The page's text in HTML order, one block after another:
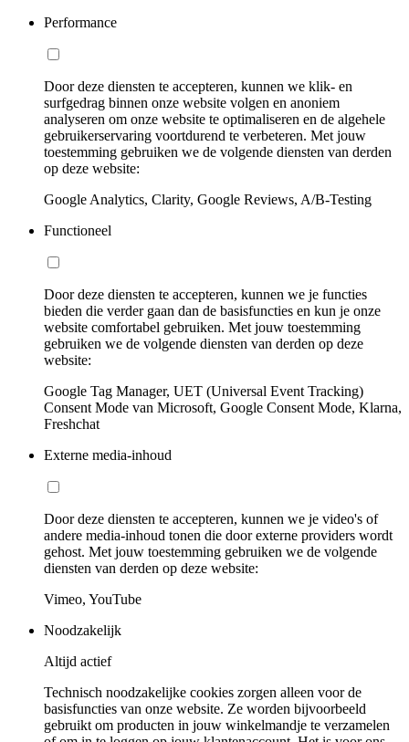
Performance
Door deze diensten te accepteren, kunnen we klik- en
surfgedrag binnen onze website volgen en anoniem
analyseren om onze website te optimaliseren en de algehele
gebruikerservaring voortdurend te verbeteren. Met jouw
toestemming gebruiken we de volgende diensten van derden
op deze website:
Google Analytics, Clarity, Google Reviews, A/B-Testing
Functioneel
Door deze diensten te accepteren, kunnen we je functies
bieden die verder gaan dan de basisfuncties en kun je onze
website comfortabel gebruiken. Met jouw toestemming
gebruiken we de volgende diensten van derden op deze
website:
Google Tag Manager, UET (Universal Event Tracking)
Consent Mode van Microsoft, Google Consent Mode, Klarna,
Freshchat
Externe media-inhoud
Door deze diensten te accepteren, kunnen we je video's of
andere media-inhoud tonen die door externe providers wordt
gehost. Met jouw toestemming gebruiken we de volgende
diensten van derden op deze website:
Vimeo, YouTube
Noodzakelijk
Altijd actief
Technisch noodzakelijke cookies zorgen alleen voor de
basisfuncties van onze website. Ze worden bijvoorbeeld
gebruikt om producten in jouw winkelmandje te verzamelen